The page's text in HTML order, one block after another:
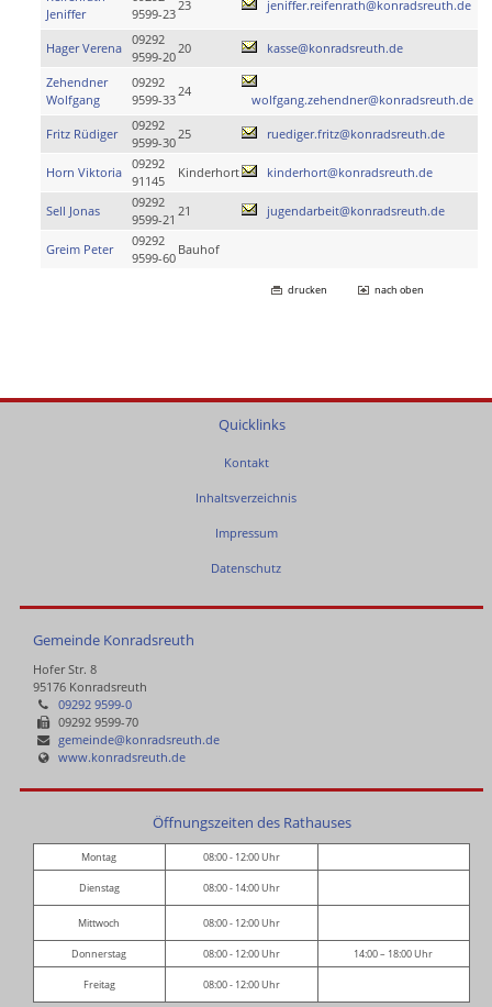
Jeniffer
9599-23
23 jeniffer.reifenrath@konradsreuth.de
Hager Verena
09292
9599-20
20 kasse@konradsreuth.de
Zehendner
Wolfgang
09292
9599-33
24
wolfgang.zehendner@konradsreuth.de
Fritz Rüdiger
09292
9599-30
25 ruediger.fritz@konradsreuth.de
Horn Viktoria
09292
91145
Kinderhort kinderhort@konradsreuth.de
Sell Jonas
09292
9599-21
21 jugendarbeit@konradsreuth.de
Greim Peter
09292
9599-60
Bauhof
drucken nach oben
Quicklinks
Kontakt
Inhaltsverzeichnis
Impressum
Datenschutz
Gemeinde Konradsreuth
Hofer Str. 8
95176 Konradsreuth
09292 9599-0
09292 9599-70
gemeinde@konradsreuth.de
www.konradsreuth.de
Öffnungszeiten des Rathauses
Montag 08:00 - 12:00 Uhr
Dienstag 08:00 - 14:00 Uhr
Mittwoch 08:00 - 12:00 Uhr
Donnerstag 08:00 - 12:00 Uhr 14:00 – 18:00 Uhr
Freitag 08:00 - 12:00 Uhr